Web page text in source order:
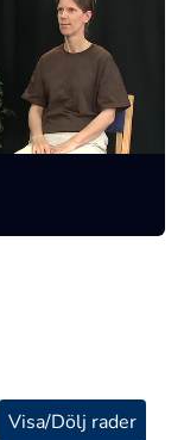
Visa/Dölj rader